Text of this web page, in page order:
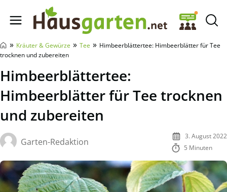
Hausgarten.net
» Kräuter & Gewürze » Tee » Himbeerblättertee: Himbeerblätter für Tee
trocknen und zubereiten
Himbeerblättertee:
Himbeerblätter für Tee trocknen
und zubereiten
Garten-Redaktion
3. August 2022
5 Minuten